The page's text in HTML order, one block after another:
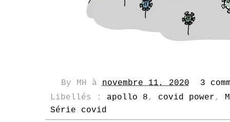
By MH ànovembre 11, 2020
3
Libellés : apollo 8, covid power,
Série covid